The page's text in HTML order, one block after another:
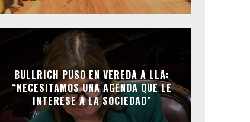
BULLRICH PUSO EN VEREDA A LLA:
“NECESITAMOS UNA AGENDA QUE LE
INTERESE A LA SOCIEDAD”